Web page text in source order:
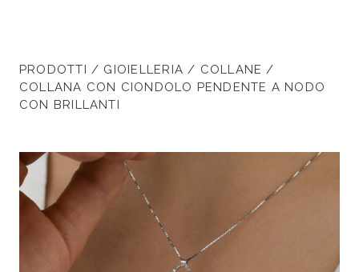
PRODOTTI / GIOIELLERIA / COLLANE /
COLLANA CON CIONDOLO PENDENTE A NODO
CON BRILLANTI